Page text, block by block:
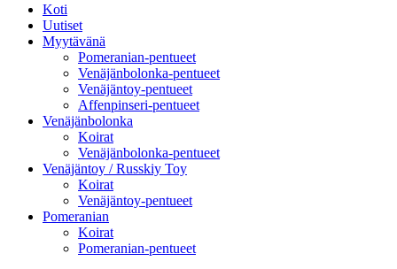
Koti
Uutiset
Myytävänä
Pomeranian-pentueet
Venäjänbolonka-pentueet
Venäjäntoy-pentueet
Affenpinseri-pentueet
Venäjänbolonka
Koirat
Venäjänbolonka-pentueet
Venäjäntoy / Russkiy Toy
Koirat
Venäjäntoy-pentueet
Pomeranian
Koirat
Pomeranian-pentueet